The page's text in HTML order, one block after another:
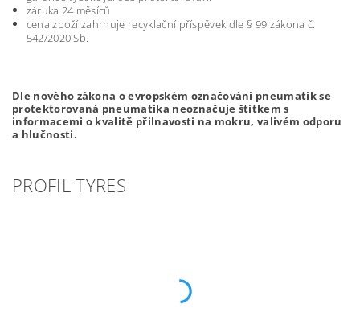
záruka 24 měsíců
cena zboží zahrnuje recyklační příspěvek dle § 99 zákona č.
542/2020 Sb.
Dle nového zákona o evropském označování pneumatik se
protektorovaná pneumatika neoznačuje štítkem s
informacemi o kvalitě přilnavosti na mokru, valivém odporu
a hlučnosti.
PROFIL TYRES